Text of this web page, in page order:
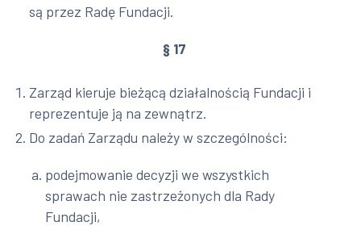
są przez Radę Fundacji.
§ 17
Zarząd kieruje bieżącą działalnością Fundacji i
reprezentuje ją na zewnątrz.
Do zadań Zarządu należy w szczególności:
podejmowanie decyzji we wszystkich
sprawach nie zastrzeżonych dla Rady
Fundacji,